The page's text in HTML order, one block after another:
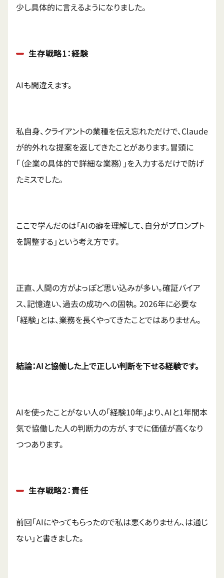
少し具体的に言えるようになりました。
生存戦略1：経験
AIも間違えます。
私自身、クライアントの業種を伝え忘れただけで、Claude
が的外れな提案を返してきたことがあります。冒頭に
「（企業の具体的で詳細な業務）」を入力するだけで防げ
たミスでした。
ここで学んだのは「AIの癖を理解して、自分がプロンプト
を調整する」という考え方です。
正直、人間の方がよっぽど思い込みが多い。確証バイア
ス、記憶違い、過去の成功への固執。 2026年に必要な
「経験」とは、業務を長くやってきたことではありません。
結論：AIと協働した上で正しい判断を下せる経験です。
AIを使ったことがない人の「経験10年」より、AIと1年間本
気で協働した人の判断力の方が、すでに価値が高くなり
つつあります。
生存戦略2：責任
前回「AIにやってもらったので私は悪くありません、は通じ
ない」と書きました。